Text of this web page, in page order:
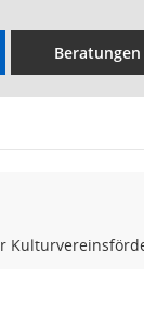
Beratungen